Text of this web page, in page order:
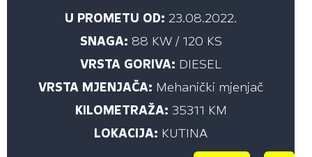
INSIGNIA (4)
INSIGNIA SPORTS TOURER (2)
MOKKA (16)
MOVANO (2)
VIVARO (5)
VIVARO COMBI (1)
U PROMETU OD: 23.08.2022.
SNAGA: 88 KW / 120 KS
VRSTA GORIVA: DIESEL
VRSTA MJENJAČA: Mehanički mjenjač
KILOMETRAŽA: 35311 KM
LOKACIJA: KUTINA